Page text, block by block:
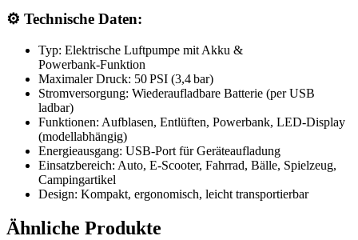
⚙️ Technische Daten:
Typ: Elektrische Luftpumpe mit Akku &
Powerbank‑Funktion
Maximaler Druck: 50 PSI (3,4 bar)
Stromversorgung: Wiederaufladbare Batterie (per USB
ladbar)
Funktionen: Aufblasen, Entlüften, Powerbank, LED‑Display
(modellabhängig)
Energieausgang: USB‑Port für Geräteaufladung
Einsatzbereich: Auto, E‑Scooter, Fahrrad, Bälle, Spielzeug,
Campingartikel
Design: Kompakt, ergonomisch, leicht transportierbar
Ähnliche Produkte